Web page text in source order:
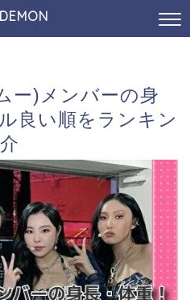
ー)メンバーの身
良い順をランキン